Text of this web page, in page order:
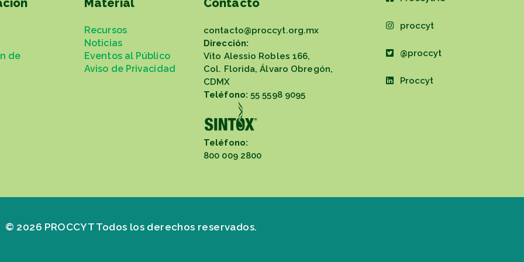
de
Material
Recursos
Noticias
Eventos al Público
Aviso de Privacidad
Contacto
contacto@proccyt.org.mx
Dirección:
Vito Alessio Robles 166,
Col. Florida, Álvaro Obregón,
CDMX
Teléfono: 55 5598 9095
Teléfono:
800 009 2800
proccyt
@proccyt
Proccyt
© 2026 PROCCYT Todos los derechos reservados.